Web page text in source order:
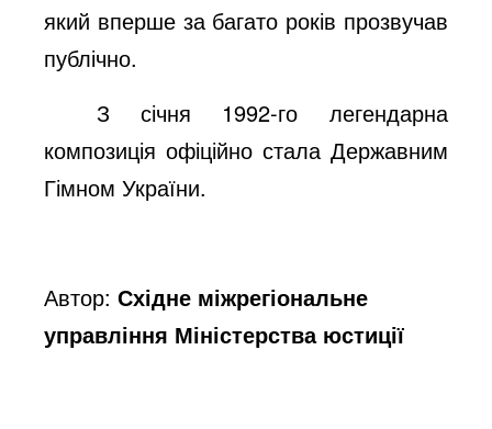
який вперше за багато років прозвучав
публічно.
З січня 1992-го легендарна
композиція офіційно стала Державним
Гімном України.
Автор:Східне міжрегіональне
управління Міністерства юстиції